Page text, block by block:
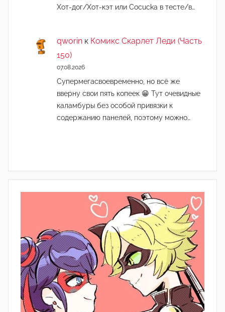
Хот-дог/Хот-кэт или Cocucka в тесте/в…
qworin к Комикс Скарлет Леди (Часть
150)
07.08.2026
Супермегасвоевременно, но всё же
вверну свои пять копеек 😁 Тут очевидные
каламбуры без особой привязки к
содержанию панелей, поэтому можно…